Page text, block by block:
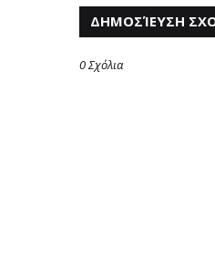
ΔΗΜΟΣΊΕΥΣΗ
0 Σχόλια